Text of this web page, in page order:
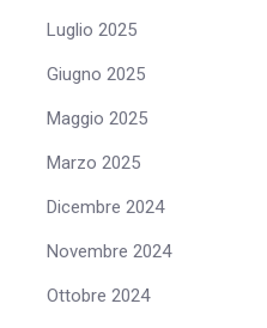
Luglio 2025
Giugno 2025
Maggio 2025
Marzo 2025
Dicembre 2024
Novembre 2024
Ottobre 2024